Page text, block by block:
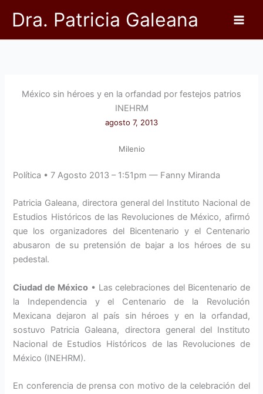
Dra. Patricia Galeana
México sin héroes y en la orfandad por festejos patrios
INEHRM
agosto 7, 2013
Milenio
Política • 7 Agosto 2013 – 1:51pm — Fanny Miranda
Patricia Galeana, directora general del Instituto Nacional de
Estudios Históricos de las Revoluciones de México, afirmó
que los organizadores del Bicentenario y el Centenario
abusaron de su pretensión de bajar a los héroes de su
pedestal.
Ciudad de México• Las celebraciones del Bicentenario de
la Independencia y el Centenario de la Revolución
Mexicana dejaron al país sin héroes y en la orfandad,
sostuvo Patricia Galeana, directora general del Instituto
Nacional de Estudios Históricos de las Revoluciones de
México (INEHRM).
En conferencia de prensa con motivo de la celebración del